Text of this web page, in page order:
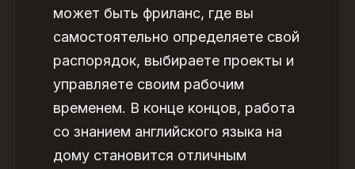
может быть фриланс, где вы
самостоятельно определяете свой
распорядок, выбираете проекты и
управляете своим рабочим
временем. В конце концов, работа
со знанием английского языка на
дому становится отличным